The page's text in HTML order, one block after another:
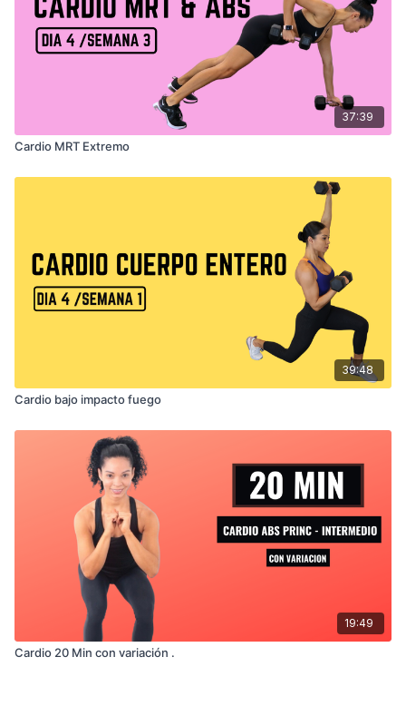
37:39
Cardio MRT Extremo
39:48
Cardio bajo impacto fuego
19:49
Cardio 20 Min con variación .